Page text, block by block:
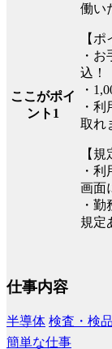
ここがポイ
ント1
働い
【ポ
・
込！
・
・
取れ
【規
・
画面
・
規定
仕事内容
半導体 検査・検品
簡単な仕事